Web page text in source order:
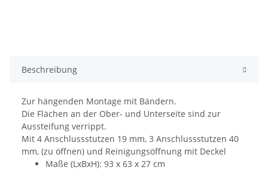
Beschreibung
Zur hängenden Montage mit Bändern.
Die Flächen an der Ober- und Unterseite sind zur
Aussteifung verrippt.
Mit 4 Anschlussstutzen 19 mm, 3 Anschlussstutzen 40
mm, (zu öffnen) und Reinigungsöffnung mit Deckel
Maße (LxBxH): 93 x 63 x 27 cm